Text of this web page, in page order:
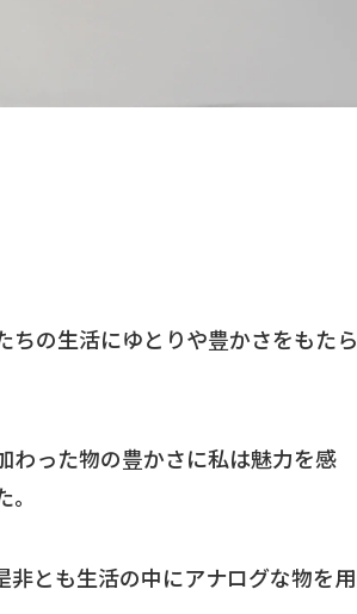
の生活にゆとりや豊かさをもたら
わった物の豊かさに私は魅力を感
とも生活の中にアナログな物を用